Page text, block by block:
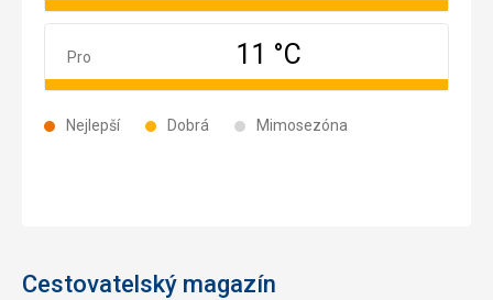
Nejlepší Dobrá Mimosezóna
Prosinec
Pro 11 °C
Cestovatelský magazín